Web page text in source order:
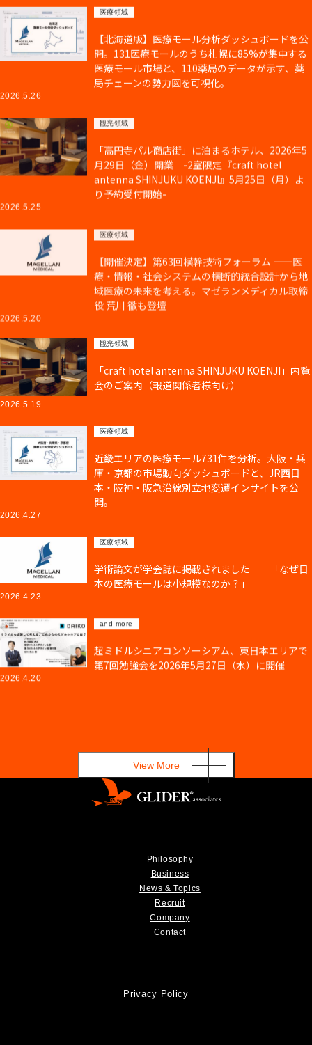
2026.5.26
医療領域
【北海道版】医療モール分析ダッシュボードを公
開。131医療モールのうち札幌に85%が集中する
医療モール市場と、110薬局のデータが示す、薬
局チェーンの勢力図を可視化。
2026.5.25
観光領域
「高円寺パル商店街」に泊まるホテル、2026年5
月29日（金）開業 -2室限定『craft hotel
antenna SHINJUKU KOENJI』5月25日（月）よ
り予約受付開始-
2026.5.20
医療領域
【開催決定】第63回横幹技術フォーラム ——医
療・情報・社会システムの横断的統合設計から地
域医療の未来を考える。マゼランメディカル取締
役 荒川 徹も登壇
2026.5.19
観光領域
「craft hotel antenna SHINJUKU KOENJI」内覧
会のご案内（報道関係者様向け）
2026.4.27
医療領域
近畿エリアの医療モール731件を分析。大阪・兵
庫・京都の市場動向ダッシュボードと、JR西日
本・阪神・阪急沿線別立地変遷インサイトを公
開。
2026.4.23
医療領域
学術論文が学会誌に掲載されました──「なぜ日
本の医療モールは小規模なのか？」
2026.4.20
and more
超ミドルシニアコンソーシアム、東日本エリアで
第7回勉強会を2026年5月27日（水）に開催
View More
Philosophy
Business
News & Topics
Recruit
Company
Contact
Privacy Policy